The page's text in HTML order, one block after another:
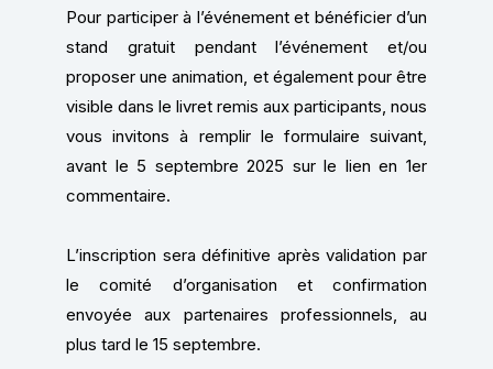
Pour participer à l’événement et bénéficier d’un
stand gratuit pendant l’événement et/ou
proposer une animation, et également pour être
visible dans le livret remis aux participants, nous
vous invitons à remplir le formulaire suivant,
avant le 5 septembre 2025 sur le lien en 1er
commentaire.
L’inscription sera définitive après validation par
le comité d’organisation et confirmation
envoyée aux partenaires professionnels, au
plus tard le 15 septembre.